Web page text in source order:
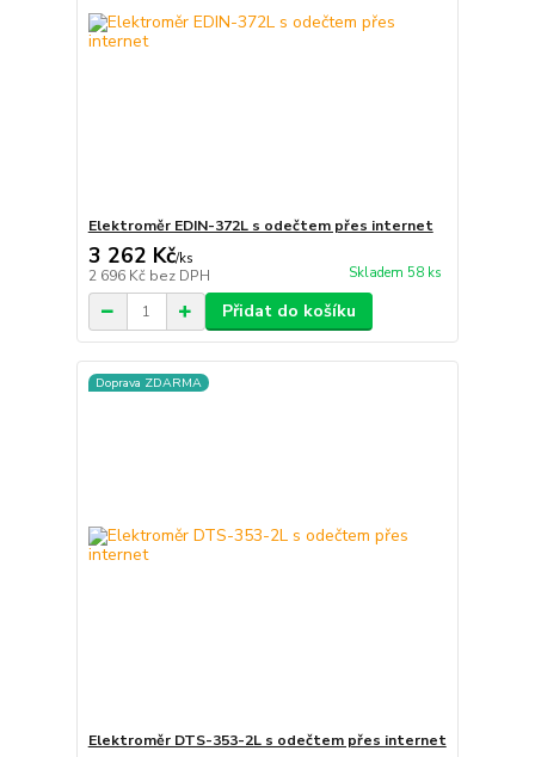
Elektroměr EDIN-372L s odečtem přes internet
3 262 Kč/ks
2 696 Kč bez DPH Skladem 58 ks
Přidat do košíku
Doprava ZDARMA
Elektroměr DTS-353-2L s odečtem přes internet